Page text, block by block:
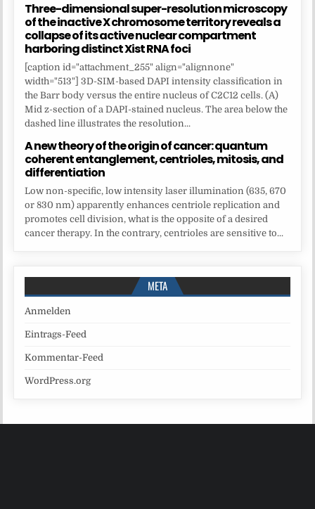
Three-dimensional super-resolution microscopy
of the inactive X chromosome territory reveals a
collapse of its active nuclear compartment
harboring distinct Xist RNA foci
[caption id="attachment_255" align="alignnone"
width="513"] 3D-SIM-based DAPI intensity classification in
the Barr body versus the entire nucleus of C2C12 cells. (A)
Mid z-section of a DAPI-stained nucleus. The area below the
dashed line illustrates the resolution...
A new theory of the origin of cancer: quantum
coherent entanglement, centrioles, mitosis, and
differentiation
Low non-specific, low intensity laser illumination (635, 670
or 830 nm) apparently enhances centriole replication and
promotes cell division, what is the opposite of a desired
cancer therapy. In the contrary, centrioles are sensitive to...
META
Anmelden
Eintrags-Feed
Kommentar-Feed
WordPress.org